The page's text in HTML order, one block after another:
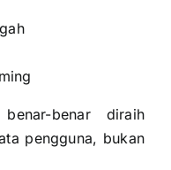
benar diraih
pengguna, bukan